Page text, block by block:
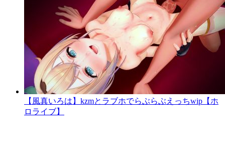
【風真いろは】kzmとラブホでらぶらぶえっちwip【ホ
ロライブ】